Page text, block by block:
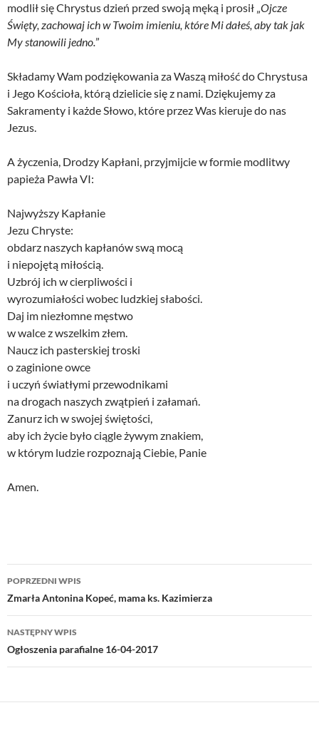
modlił się Chrystus dzień przed swoją męką i prosił „Ojcze
Święty, zachowaj ich w Twoim imieniu, które Mi dałeś, aby tak jak
My stanowili jedno.”
Składamy Wam podziękowania za Waszą miłość do Chrystusa
i Jego Kościoła, którą dzielicie się z nami. Dziękujemy za
Sakramenty i każde Słowo, które przez Was kieruje do nas
Jezus.
A życzenia, Drodzy Kapłani, przyjmijcie w formie modlitwy
papieża Pawła VI:
Najwyższy Kapłanie
Jezu Chryste:
obdarz naszych kapłanów swą mocą
i niepojętą miłością.
Uzbrój ich w cierpliwości i
wyrozumiałości wobec ludzkiej słabości.
Daj im niezłomne męstwo
w walce z wszelkim złem.
Naucz ich pasterskiej troski
o zaginione owce
i uczyń światłymi przewodnikami
na drogach naszych zwątpień i załamań.
Zanurz ich w swojej świętości,
aby ich życie było ciągle żywym znakiem,
w którym ludzie rozpoznają Ciebie, Panie
Amen.
Nawigacja
wpisu
POPRZEDNI WPIS
Zmarła Antonina Kopeć, mama ks. Kazimierza
NASTĘPNY WPIS
Ogłoszenia parafialne 16-04-2017